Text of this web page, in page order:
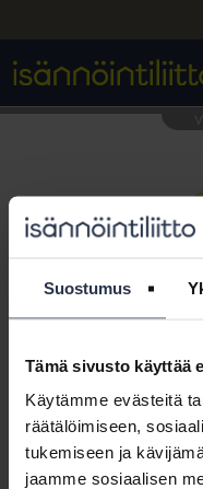
Suostumus
Tämä sivusto käyttää
Käytämme evästeitä
räätälöimiseen,
tukemiseen ja
jaamme sosiaalisen
Tämä